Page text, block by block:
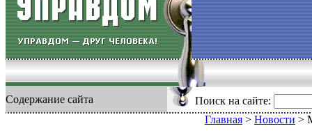
Содержание сайта Поиск на сайте:
Главная > Новости >